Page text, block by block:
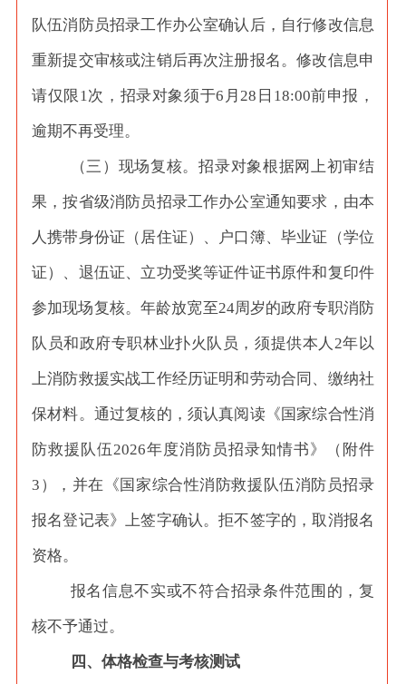
队伍消防员招录工作办公室确认后，自行修改信息
重新提交审核或注销后再次注册报名。修改信息申
请仅限 1次，招录对象须于6月28日18:00前申报，
逾期不再受理。
（三）现场复核。招录对象根据网上初审结
果，按省级消防员招录工作办公室通知要求，由本
人携带身份证（居住证）、户口簿、毕业证（学位
证）、退伍证、立功受奖等证件证书原件和复印件
参加现场复核。年龄放宽至24周岁的政府专职消防
队员和政府专职林业扑火队员，须提供本人2年以
上消防救援实战工作经历证明和劳动合同、缴纳社
保材料。通过复核的，须认真阅读《国家综合性消
防救援队伍2026年度消防员招录知情书》（附件
3），并在《国家综合性消防救援队伍消防员招录
报名登记表》上签字确认。拒不签字的，取消报名
资格。
报名信息不实或不符合招录条件范围的，复
核不予通过。
四、体格检查与考核测试